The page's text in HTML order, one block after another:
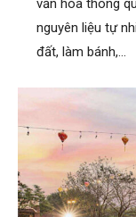
văn hóa thông
nguyên liệu tự
đất, làm bánh,…